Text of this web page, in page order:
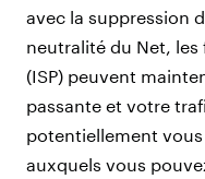
avec la suppression
neutralité du Net, les
(ISP) peuvent
passante et votre
potentiellement
auxquels vous